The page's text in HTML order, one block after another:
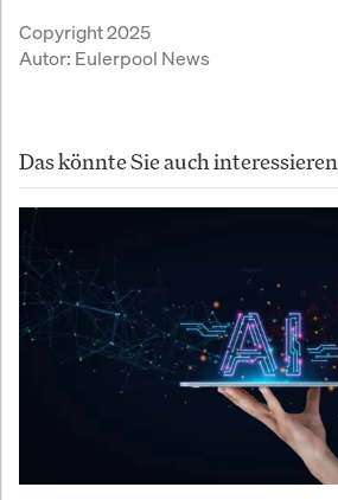
Copyright 2025
Autor: Eulerpool News
Das könnte Sie auch interessieren